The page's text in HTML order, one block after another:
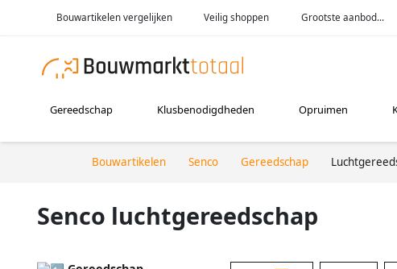
Bouwartikelen vergelijken Veilig shoppen Grootste aanbod...
Gereedschap Klusbenodigdheden Opruimen
Bouwartikelen Senco Gereedschap
Senco luchtgereedschap